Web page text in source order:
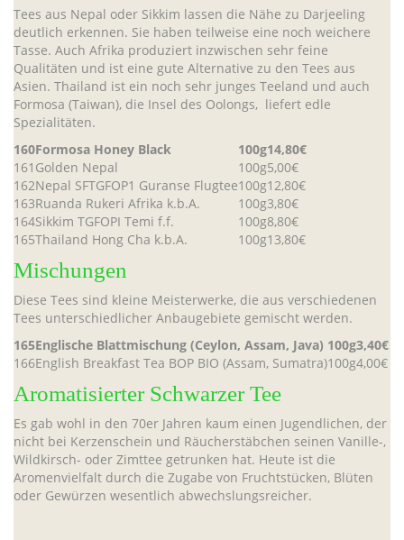
Tees aus Nepal oder Sikkim lassen die Nähe zu Darjeeling
deutlich erkennen. Sie haben teilweise eine noch weichere
Tasse. Auch Afrika produziert inzwischen sehr feine
Qualitäten und ist eine gute Alternative zu den Tees aus
Asien. Thailand ist ein noch sehr junges Teeland und auch
Formosa (Taiwan), die Insel des Oolongs, liefert edle
Spezialitäten.
160Formosa Honey Black 100g14,80€
161 Golden Nepal 100g5,00€
162Nepal SFTGFOP1 Guranse Flugtee100g12,80€
163Ruanda Rukeri Afrika k.b.A. 100g3,80€
164Sikkim TGFOPI Temi f.f. 100g8,80€
165Thailand Hong Cha k.b.A. 100g13,80€
Mischungen
Diese Tees sind kleine Meisterwerke, die aus verschiedenen
Tees unterschiedlicher Anbaugebiete gemischt werden.
165Englische Blattmischung (Ceylon, Assam, Java) 100g3,40€
166English Breakfast Tea BOP BIO (Assam, Sumatra)100g4,00€
Aromatisierter Schwarzer Tee
Es gab wohl in den 70er Jahren kaum einen Jugendlichen, der
nicht bei Kerzenschein und Räucherstäbchen seinen Vanille-,
Wildkirsch- oder Zimttee getrunken hat. Heute ist die
Aromenvielfalt durch die Zugabe von Fruchtstücken, Blüten
oder Gewürzen wesentlich abwechslungsreicher.